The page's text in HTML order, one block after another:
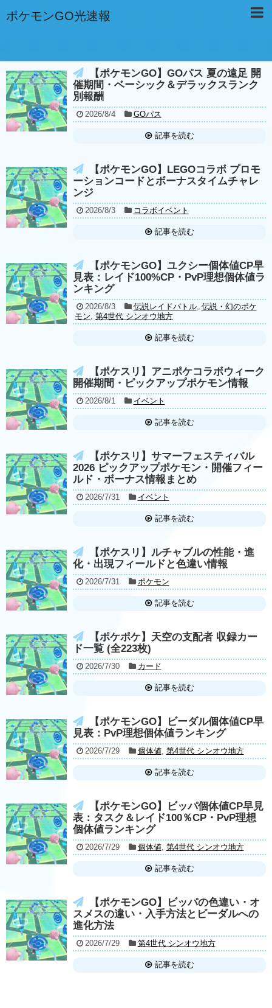
ポケモンGO光速報
【ポケモンGO】GOパス 夏の遠足 開
催期間・ベーシック＆デラックスランク
別報酬
2026/8/4 GOパス
記事を読む
【ポケモンGO】LEGOコラボ プロモ
ーションコードとボーナスタイムチャレ
ンジ
2026/8/3 コラボイベント
記事を読む
【ポケモンGO】ユクシー個体値CP早
見表：レイド100%CP・PvP理想個体値ラ
ンキング
2026/8/3 伝説レイドバトル, 伝説・幻のポケ
モン, 第4世代 シンオウ地方
記事を読む
【ポケスリ】アニポケコラボウィーク
開催期間・ピックアップポケモン情報
2026/8/1 イベント
記事を読む
【ポケスリ】サマーフェスティバル
2026 ピックアップポケモン・開催フィー
ルド・ボーナス情報まとめ
2026/7/31 イベント
記事を読む
【ポケスリ】ルチャブルの性能・進
化・出現フィールドと色違い情報
2026/7/31 ポケモン
記事を読む
【ポケポケ】天空の支配者 収録カー
ド一覧 (全223枚)
2026/7/30 カード
記事を読む
【ポケモンGO】ビーダル個体値CP早
見表：PvP理想個体値ランキング
2026/7/29 個体値, 第4世代 シンオウ地方
記事を読む
【ポケモンGO】ビッパ個体値CP早見
表：タスク＆レイド100％CP・PvP理想
個体値ランキング
2026/7/29 個体値, 第4世代 シンオウ地方
記事を読む
【ポケモンGO】ビッパの色違い・オ
スメスの違い・入手方法とビーダルへの
進化方法
2026/7/29 第4世代 シンオウ地方
記事を読む